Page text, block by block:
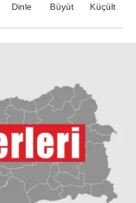
Dinle Büyüt Küçült